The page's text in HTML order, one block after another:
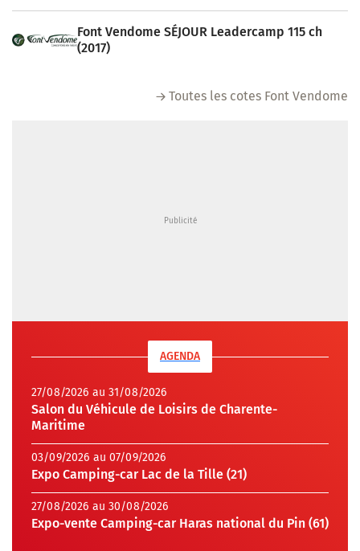
Font Vendome SÉJOUR Leadercamp 115 ch
(2017)
Toutes les cotes Font Vendome
AGENDA
27/08/2026 au 31/08/2026
Salon du Véhicule de Loisirs de Charente-
Maritime
03/09/2026 au 07/09/2026
Expo Camping-car Lac de la Tille (21)
27/08/2026 au 30/08/2026
Expo-vente Camping-car Haras national du Pin (61)